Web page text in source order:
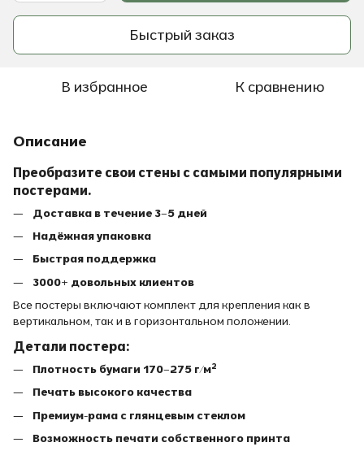
Быстрый заказ
В избранное К сравнению
Описание
Преобразите свои стены с самыми популярными
постерами.
Доставка в течение 3–5 дней
Надёжная упаковка
Быстрая поддержка
3000+ довольных клиентов
Все постеры включают комплект для крепления как в
вертикальном, так и в горизонтальном положении.
Детали постера:
Плотность бумаги 170–275 г/м²
Печать высокого качества
Премиум-рама с глянцевым стеклом
Возможность печати собственного принта